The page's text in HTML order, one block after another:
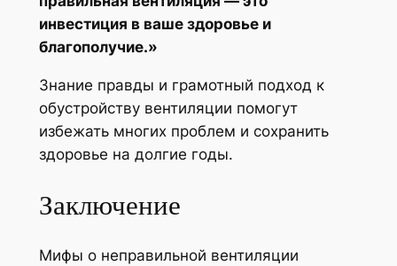
инвестиция в ваше здоровье и
благополучие.»
Знание правды и грамотный подход к
обустройству вентиляции помогут
избежать многих проблем и сохранить
здоровье на долгие годы.
Заключение
Мифы о неправильной вентиляции